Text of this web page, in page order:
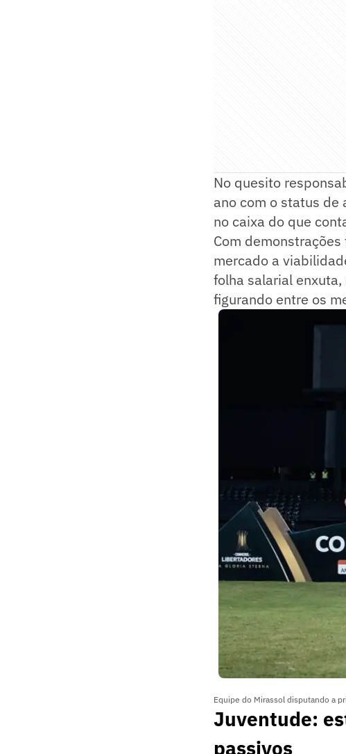
No quesito
ano com o status
no caixa do que
Com
mercado a
folha salarial
figurando entre os
Equipe do Mirassol disputando a
Juventude:
passivos